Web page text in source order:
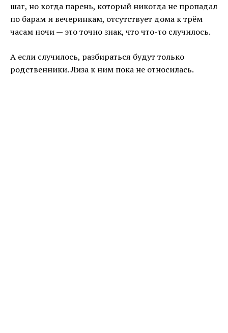
шаг, но когда парень, который никогда не пропадал
по барам и вечеринкам, отсутствует дома к трём
часам ночи — это точно знак, что что-то случилось.
А если случилось, разбираться будут только
родственники. Лиза к ним пока не относилась.